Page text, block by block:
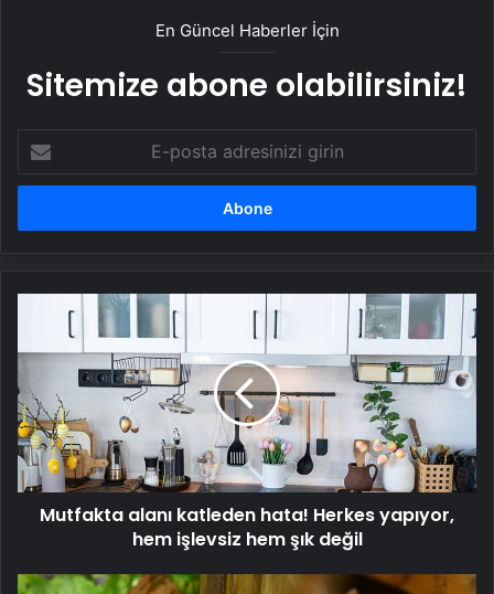
En Güncel Haberler İçin
Sitemize abone olabilirsiniz!
posta
adresinizi
katleden
Herkes
yapıyor,
hem
işlevsiz
hem
Mutfakta alanı katleden hata! Herkes yapıyor,
hem işlevsiz hem şık değil
Evi